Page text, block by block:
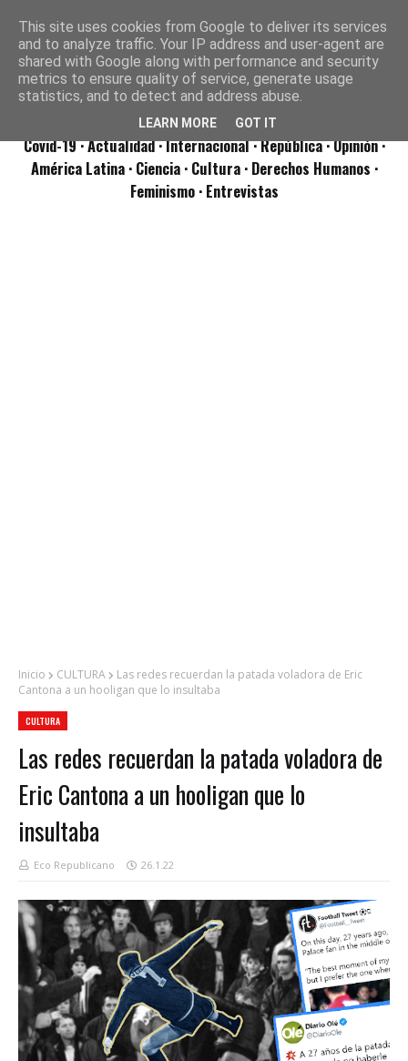
Covid-19· Actualidad· Internacional· República· Opinión·
América Latina · Ciencia · Cultura · Derechos Humanos ·
Feminismo · Entrevistas
Inicio CULTURA
Las redes recuerdan la patada voladora de Eric
Cantona a un hooligan que lo insultaba
CULTURA
Las redes recuerdan la patada voladora de
Eric Cantona a un hooligan que lo
insultaba
Eco Republicano 26.1.22
This site uses cookies from Google to deliver its services
and to analyze traffic. Your IP address and user-agent are
shared with Google along with performance and security
metrics to ensure quality of service, generate usage
statistics, and to detect and address abuse.
LEARN MORE GOT IT